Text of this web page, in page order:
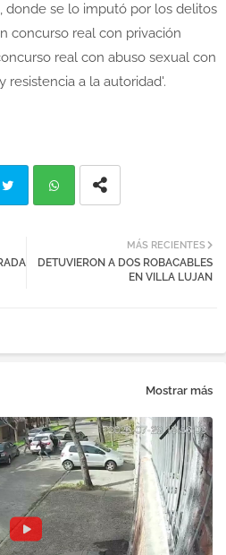
donde se lo imputó por los delitos
concurso real con privación
real con abuso sexual con
resistencia a la autoridad'.
atsa
MÁS RECIENTES
DETUVIERON A DOS ROBACABLES
EN VILLA LUJAN
Mostrar más